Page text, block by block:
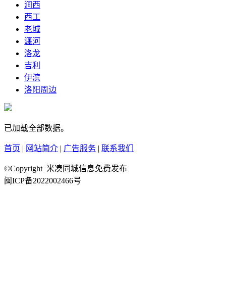
涧西
西工
老城
瀍河
洛龙
吉利
伊滨
洛阳周边
已加载全部数据。
首页 | 网站简介 | 广告服务 | 联系我们
©Copyright 米凑同城信息免费发布
闽ICP备2022002466号